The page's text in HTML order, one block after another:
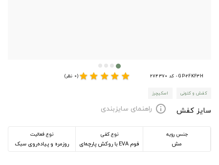
GP-2FKF3H - کد 274370 star
star
star
star
star(0 نظر)
کفش و کتونی اسکیچرز
سایز کفش info راهنمای سایزبندی
جنس رویه
مش
نوع کفی
فوم EVA با روکش پارچه‌ای
نوع فعالیت
روزمره و پیاده‌روی سبک